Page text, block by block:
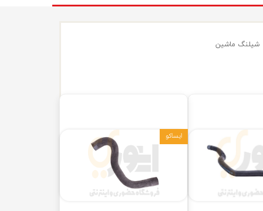
خروج از حساب کاربری
شیلنگ ماشین
ایساکو